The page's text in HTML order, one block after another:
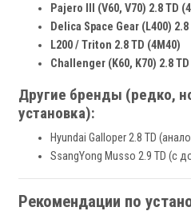
Pajero III (V60, V70) 2.8 TD
Delica Space Gear (L400)
L200 / Triton 2.8 TD (4M40)
Challenger (K60, K70) 2.8 TD
Другие бренды (редко,
установка):
Hyundai Galloper 2.8 TD
SsangYong Musso 2.9 TD (с
Рекомендации по